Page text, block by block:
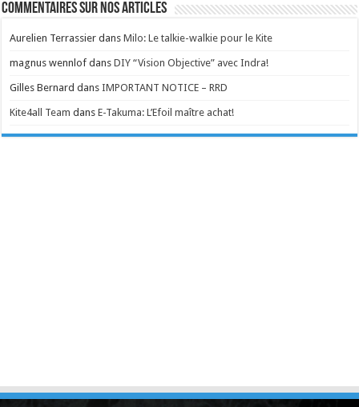
Commentaires sur nos articles
Aurelien Terrassier dansMilo: Le talkie-walkie pour le Kite
magnus wennlof dansDIY “Vision Objective” avec Indra!
Gilles Bernard dansIMPORTANT NOTICE – RRD
Kite4all Team dansE-Takuma: L’Efoil maître achat!